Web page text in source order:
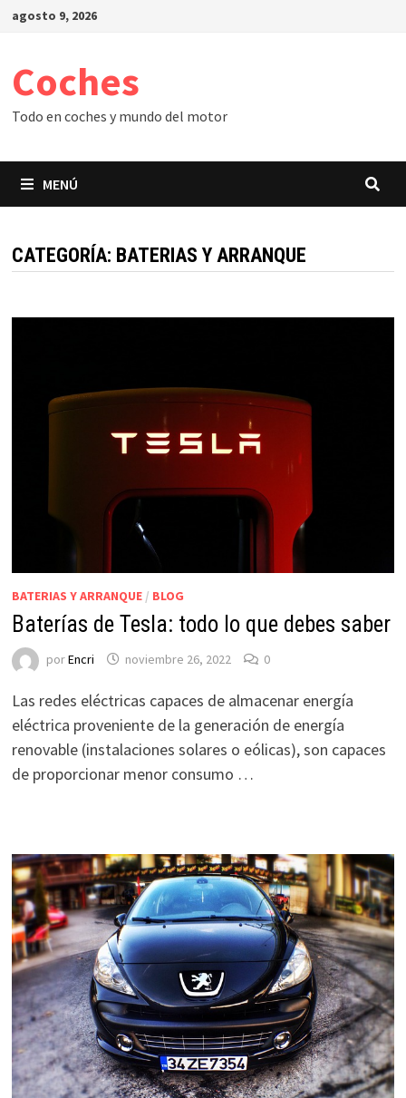
Saltar
agosto 9, 2026
Coches
Todo en coches y mundo del motor
MENÚ
CATEGORÍA: BATERIAS Y ARRANQUE
BATERIAS Y ARRANQUE/ BLOG
Baterías de Tesla: todo lo que debes saber
porEncri noviembre 26, 2022 0
Las redes eléctricas capaces de almacenar energía
eléctrica proveniente de la generación de energía
renovable (instalaciones solares o eólicas), son capaces
de proporcionar menor consumo …